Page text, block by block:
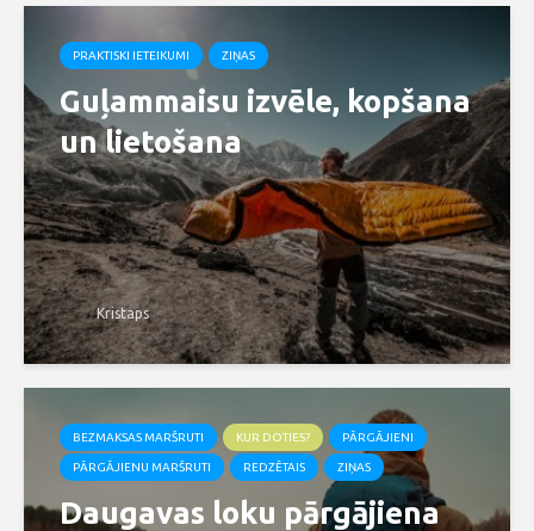
PRAKTISKI IETEIKUMI ZIŅAS
Guļammaisu izvēle, kopšana
un lietošana
Kristaps
BEZMAKSAS MARŠRUTI KUR DOTIES? PĀRGĀJIENI
PĀRGĀJIENU MARŠRUTI REDZĒTAIS ZIŅAS
Daugavas loku pārgājiena